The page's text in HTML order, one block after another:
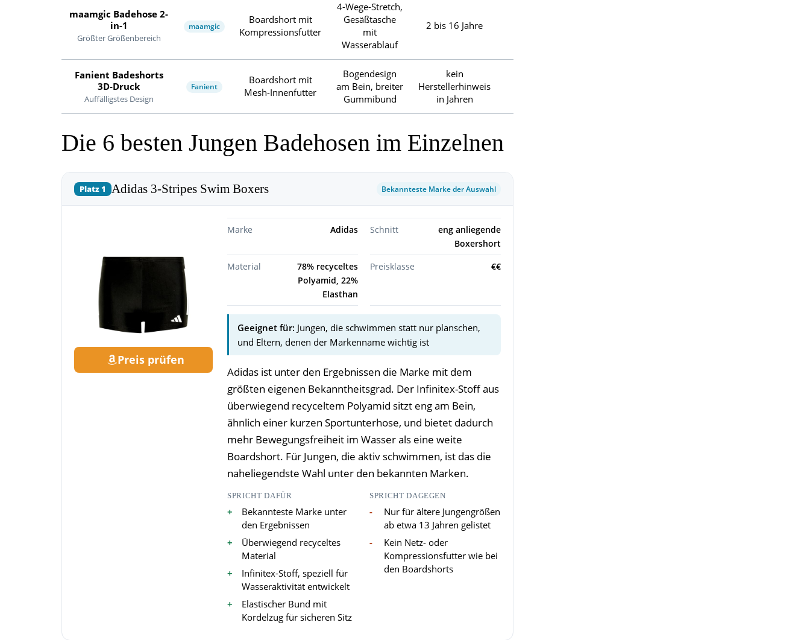
maamgic Badehose 2-
in-1
Größter Größenbereich
maamgic
Boardshort mit
Kompressionsfutter
4-Wege-Stretch,
Gesäßtasche
mit
Wasserablauf
2 bis 16 Jahre
Fanient Badeshorts
3D-Druck
Auffälligstes Design
Fanient
Boardshort mit
Mesh-Innenfutter
Bogendesign
am Bein, breiter
Gummibund
kein
Herstellerhinweis
in Jahren
Die 6 besten Jungen Badehosen im Einzelnen
Platz 1 Adidas 3-Stripes Swim Boxers Bekannteste Marke der Auswahl
Preis prüfen
Marke Adidas Schnitt
eng anliegende
Boxershort
Material
78% recyceltes
Polyamid, 22%
Elasthan
Preisklasse €€
Geeignet für: Jungen, die schwimmen statt nur planschen,
und Eltern, denen der Markenname wichtig ist
Adidas ist unter den Ergebnissen die Marke mit dem
größten eigenen Bekanntheitsgrad. Der Infinitex-Stoff aus
überwiegend recyceltem Polyamid sitzt eng am Bein,
ähnlich einer kurzen Sportunterhose, und bietet dadurch
mehr Bewegungsfreiheit im Wasser als eine weite
Boardshort. Für Jungen, die aktiv schwimmen, ist das die
naheliegendste Wahl unter den bekannten Marken.
SPRICHT DAFÜR
Bekannteste Marke unter
den Ergebnissen
Überwiegend recyceltes
Material
Infinitex-Stoff, speziell für
Wasseraktivität entwickelt
Elastischer Bund mit
Kordelzug für sicheren Sitz
SPRICHT DAGEGEN
Nur für ältere Jungengrößen
ab etwa 13 Jahren gelistet
Kein Netz- oder
Kompressionsfutter wie bei
den Boardshorts